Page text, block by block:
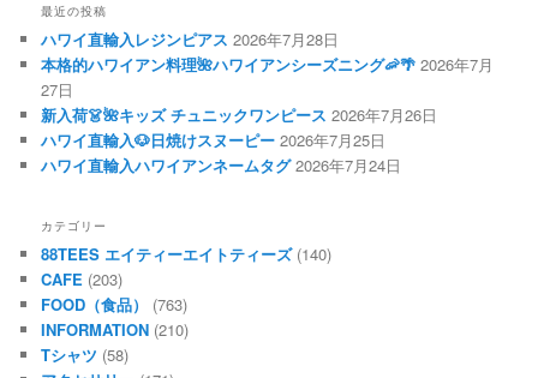
最近の投稿
ハワイ直輸入レジンピアス 2026年7月28日
本格的ハワイアン料理🌺ハワイアンシーズニング🦐🌴 2026年7月
27日
新入荷👗🌺キッズ チュニックワンピース 2026年7月26日
ハワイ直輸入🐶日焼けスヌーピー 2026年7月25日
ハワイ直輸入ハワイアンネームタグ 2026年7月24日
カテゴリー
88TEES エイティーエイトティーズ(140)
CAFE (203)
FOOD（食品）
(763)
INFORMATION (210)
Tシャツ (58)